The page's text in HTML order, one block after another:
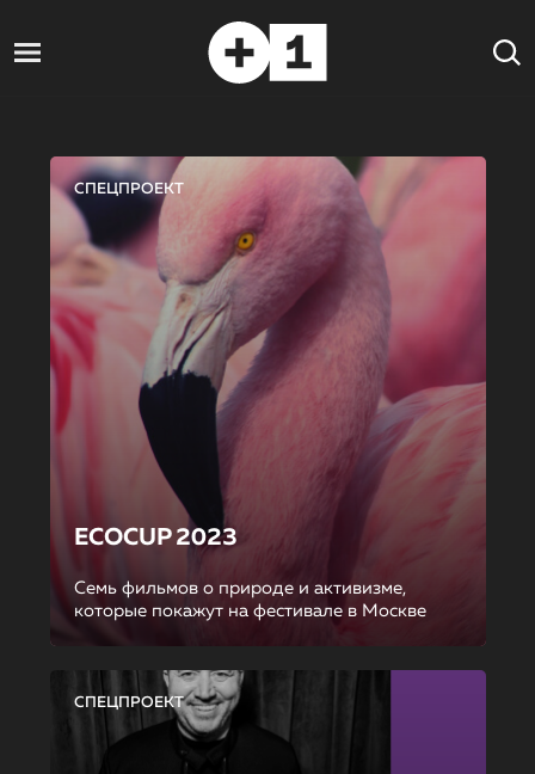
СПЕЦПРОЕКТ
ECOCUP 2023
Семь фильмов о природе и активизме,
которые покажут на фестивале в Москве
СПЕЦПРОЕКТ